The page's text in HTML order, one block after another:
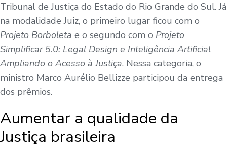
Tribunal de Justiça do Estado do Rio Grande do Sul. Já
na modalidade Juiz, o primeiro lugar ficou com o
Projeto Borboleta e o segundo com o Projeto
Simplificar 5.0: Legal Design e Inteligência Artificial
Ampliando o Acesso à Justiça. Nessa categoria, o
ministro Marco Aurélio Bellizze participou da entrega
dos prêmios.
Aumentar a qualidade da
Justiça brasileira